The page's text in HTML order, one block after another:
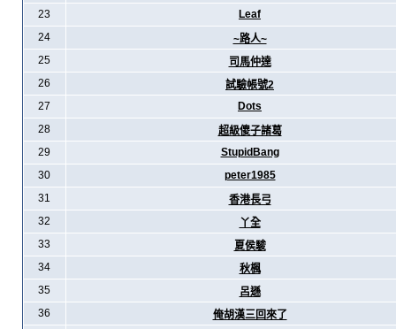
23
Leaf
24
~路人~
25
司馬仲達
26
試驗帳號2
27
Dots
28
超級傻子諸葛
29
StupidBang
30
peter1985
31
香港長弓
32
丫全
33
夏侯駿
34
秋楓
35
呂遜
36
俺胡漢三回來了